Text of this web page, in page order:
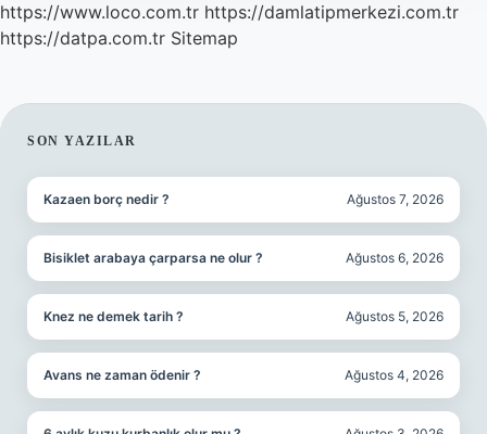
https://www.loco.com.tr https://damlatipmerkezi.com.tr
https://datpa.com.tr Sitemap
SIDEBAR
SON YAZILAR
Kazaen borç nedir ? Ağustos 7, 2026
Bisiklet arabaya çarparsa ne olur ? Ağustos 6, 2026
Knez ne demek tarih ? Ağustos 5, 2026
Avans ne zaman ödenir ? Ağustos 4, 2026